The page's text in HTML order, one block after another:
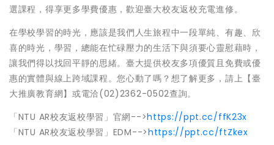
選課程，得享更多學費優惠，歡迎臺大校友返校充電進修。
在學校學習的時光，應該是我們人生旅程中一段單純、有趣、欣
喜的時光，學習，總能在忙碌壓力的生活下與須要心靈慰藉時，
讓我們得以找回平靜的思緒。臺大提供校友多項優質且免費或優
惠的實體與線上跨域課程。您心動了嗎？想了解更多，請上【臺
大推廣教育網】或電洽(02)2362-0502查詢。
「NTU AR校友返校學習」官網-->https://ppt.cc/ffK23x
「NTU AR校友返校學習」EDM-->https://ppt.cc/ftZkex